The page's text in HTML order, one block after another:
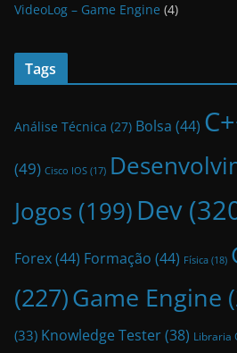
VideoLog – Game Engine (4)
Tags
Análise Técnica (27) Bolsa (44)
(49) Cisco IOS (17)
Jogos (199)Dev
Forex(44) Formação (44) Física (18)
(227)Game Engine
(33) Knowledge Tester(38) Libraria